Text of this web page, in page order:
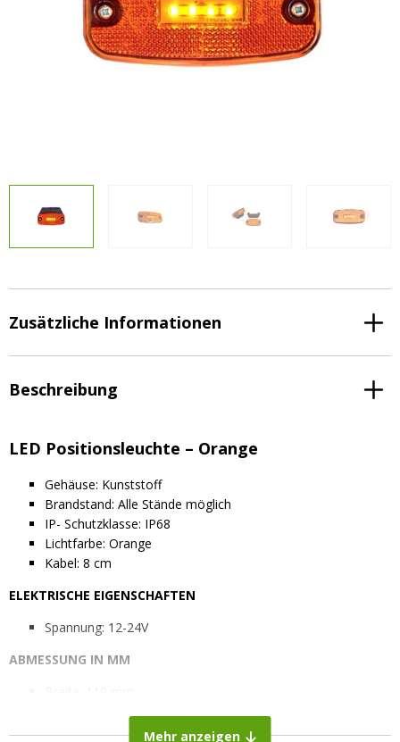
LED Beleuchtungssets
Sonstiges
Kostenlose Lichtplanung
Agrarled Blog
Kontakt
+49(0)1520 5391500
Vorteilsverpackungen
LED Beleuchtungssets
Zusätzliche Informationen
Beschreibung
LED Positionsleuchte – Orange
Gehäuse: Kunststoff
Brandstand: Alle Stände möglich
IP- Schutzklasse: IP68
Lichtfarbe: Orange
Kabel: 8 cm
ELEKTRISCHE EIGENSCHAFTEN
Spannung: 12-24V
ABMESSUNG IN MM
Tiefe: 5 mm
Mehr anzeigen